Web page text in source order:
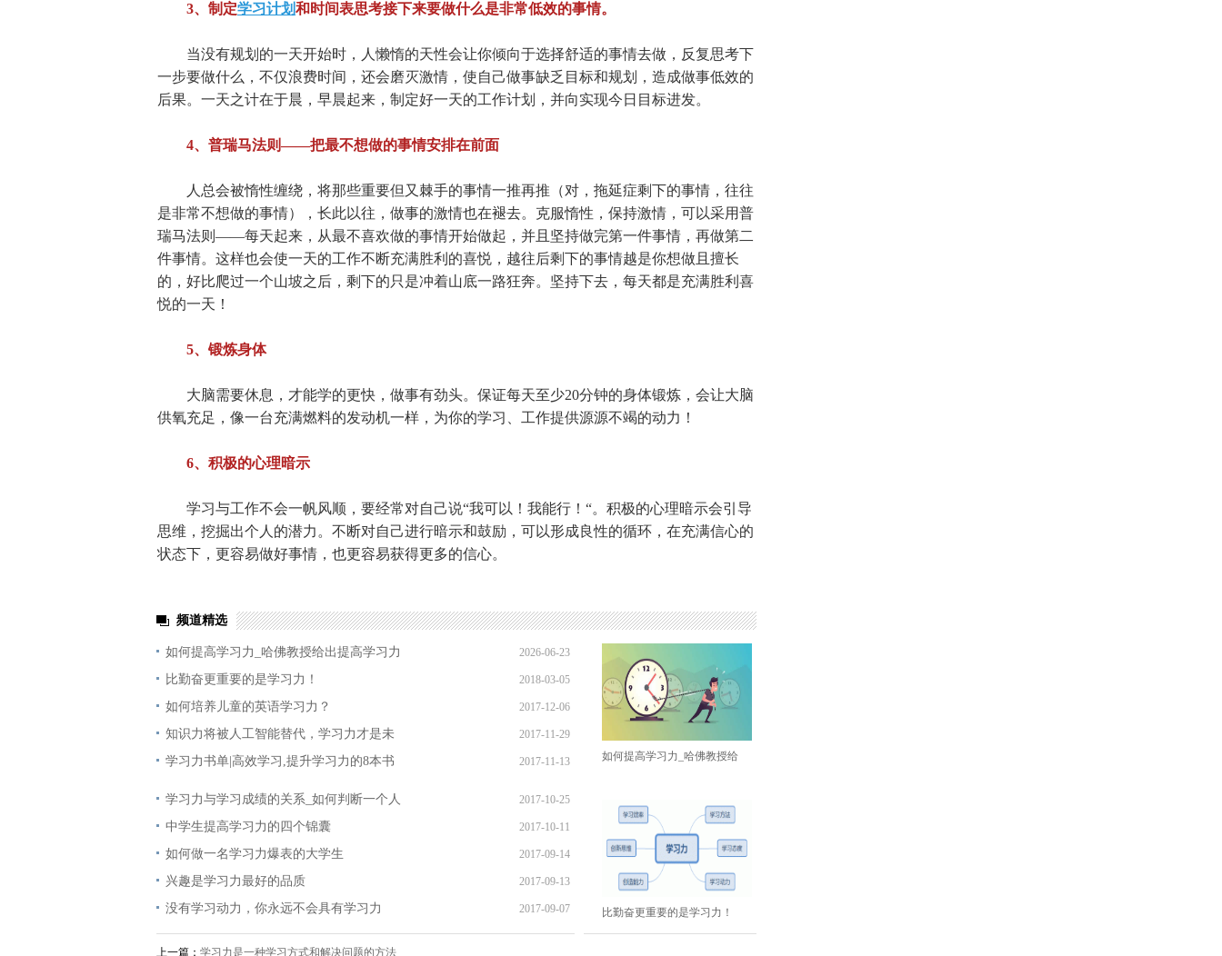
3、制定学习计划和时间表思考接下来要做什么是非常低效的事情。
当没有规划的一天开始时，人懒惰的天性会让你倾向于选择舒适的事情去做，反复思考下
一步要做什么，不仅浪费时间，还会磨灭激情，使自己做事缺乏目标和规划，造成做事低效的
后果。一天之计在于晨，早晨起来，制定好一天的工作计划，并向实现今日目标进发。
4、普瑞马法则——把最不想做的事情安排在前面
人总会被惰性缠绕，将那些重要但又棘手的事情一推再推（对，拖延症剩下的事情，往往
是非常不想做的事情），长此以往，做事的激情也在褪去。克服惰性，保持激情，可以采用普
瑞马法则——每天起来，从最不喜欢做的事情开始做起，并且坚持做完第一件事情，再做第二
件事情。这样也会使一天的工作不断充满胜利的喜悦，越往后剩下的事情越是你想做且擅长
的，好比爬过一个山坡之后，剩下的只是冲着山底一路狂奔。坚持下去，每天都是充满胜利喜
悦的一天！
5、锻炼身体
大脑需要休息，才能学的更快，做事有劲头。保证每天至少20分钟的身体锻炼，会让大脑
供氧充足，像一台充满燃料的发动机一样，为你的学习、工作提供源源不竭的动力！
6、积极的心理暗示
学习与工作不会一帆风顺，要经常对自己说“我可以！我能行！“。积极的心理暗示会引导
思维，挖掘出个人的潜力。不断对自己进行暗示和鼓励，可以形成良性的循环，在充满信心的
状态下，更容易做好事情，也更容易获得更多的信心。
频道精选
如何提高学习力_哈佛教授给出提高学习力 2026-06-23
09:32:17
比勤奋更重要的是学习力！ 2018-03-05
09:44:34
如何培养儿童的英语学习力？ 2017-12-06
13:51:27
知识力将被人工智能替代，学习力才是未 2017-11-29
12:36:04
学习力书单|高效学习,提升学习力的8本书 2017-11-13
学习力与学习成绩的关系_如何判断一个人 2017-10-25
09:09:57
中学生提高学习力的四个锦囊 2017-10-11
16:08:49
如何做一名学习力爆表的大学生 2017-09-14
13:00:06
兴趣是学习力最好的品质 2017-09-13
16:16:42
没有学习动力，你永远不会具有学习力 2017-09-07
15:15:42
如何提高学习力_哈佛教授给
比勤奋更重要的是学习力！
上一篇： 学习力是一种学习方式和解决问题的方法